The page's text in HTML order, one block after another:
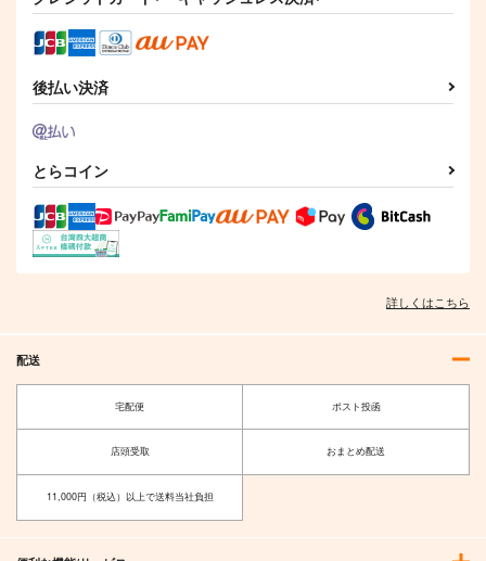
作品詳細 作品詳細
後払い決済
とらコイン
詳しくはこちら
配送
宅配便 ポスト投函
店頭受取 おまとめ配送
11,000円（税込）以上で送料当社負担